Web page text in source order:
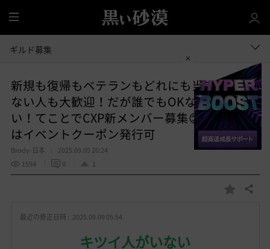
全
体
ギルド募集
新規も復帰もベテランもどれにも当てはまら
ない人も大歓迎！だが誰でもOKなわけでもな
い！てことでCXP新メンバー募集😊新規な人
はイベントクーポン発行可
Brody-日本
2025.09.05 20:24
1594
0 1
お 共有する
最近の修正日時 : 2025.09.09 05:54
キツイ人がいない